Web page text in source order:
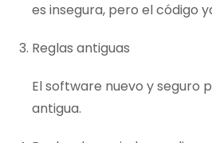
es insegura, pero el código
Reglas antiguas
El software nuevo y seguro
antigua.